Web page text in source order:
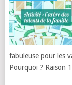
fabuleuse pour les
Pourquoi ? Raison